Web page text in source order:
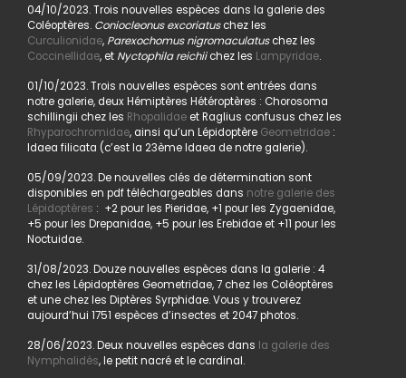
04/10/2023. Trois nouvelles espèces dans la galerie des
Coléoptères. Coniocleonus excoriatuschez les
Curculionidae, Parexochomus nigromaculatuschez les
Coccinellidae, et Nyctophila reichiichez les Lampyridae.
01/10/2023. Trois nouvelles espèces sont entrées dans
notre galerie, deux Hémiptères Hétéroptères : Chorosoma
schillingii chez les Rhopalidaeet Raglius confusus chez les
Rhyparochromidae, ainsi qu’un Lépidoptère Geometridae:
Idaea filicata (c’est la 23ème Idaea de notre galerie).
05/09/2023. De nouvelles clés de détermination sont
disponibles en pdf téléchargeables dans notre galerie des
Lépidoptères : +2 pour les Pieridae, +1 pour les Zygaenidae,
+5 pour les Drepanidae, +5 pour les Erebidae et +11 pour les
Noctuidae.
31/08/2023. Douze nouvelles espèces dans la galerie : 4
chez les Lépidoptères Geometridae, 7 chez les Coléoptères
et une chez les Diptères Syrphidae. Vous y trouverez
aujourd’hui 1751 espèces d’insectes et 2047 photos.
28/06/2023. Deux nouvelles espèces dans la galerie des
Nymphalidés, le petit nacré et le cardinal.